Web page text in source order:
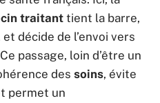
traitant tient la barre,
décide de l’envoi vers
passage, loin d’être un
des soins, évite
permet un